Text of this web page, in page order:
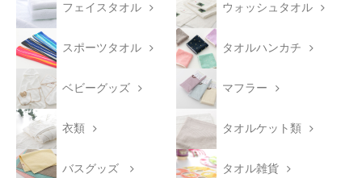
フェイスタオル ウォッシュタオル
スポーツタオル タオルハンカチ
ベビーグッズ マフラー
衣類 タオルケット類
バスグッズ タオル雑貨